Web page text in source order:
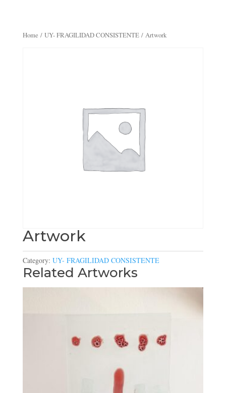
Home / UY- FRAGILIDAD CONSISTENTE/ Artwork
Artwork
Category: UY- FRAGILIDAD CONSISTENTE
Related Artworks